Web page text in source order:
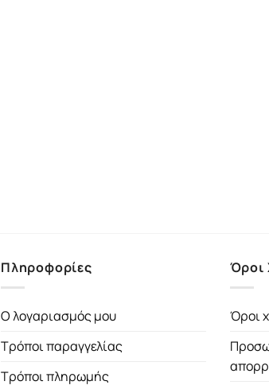
Πληροφορίες
Ο λογαριασμός μου
Τρόποι παραγγελίας
Τρόποι πληρωμής
Όροι
Όροι